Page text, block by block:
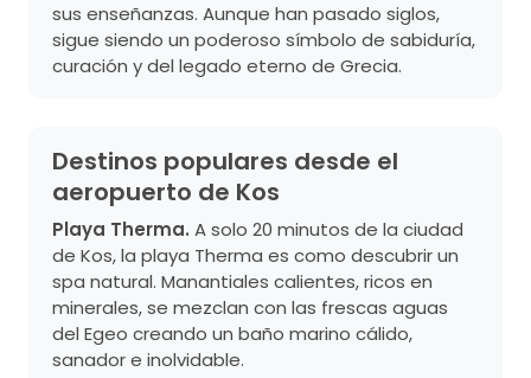
sus enseñanzas. Aunque han pasado siglos,
sigue siendo un poderoso símbolo de sabiduría,
curación y del legado eterno de Grecia.
Destinos populares desde el
aeropuerto de Kos
Playa Therma. A solo 20 minutos de la ciudad
de Kos, la playa Therma es como descubrir un
spa natural. Manantiales calientes, ricos en
minerales, se mezclan con las frescas aguas
del Egeo creando un baño marino cálido,
sanador e inolvidable.